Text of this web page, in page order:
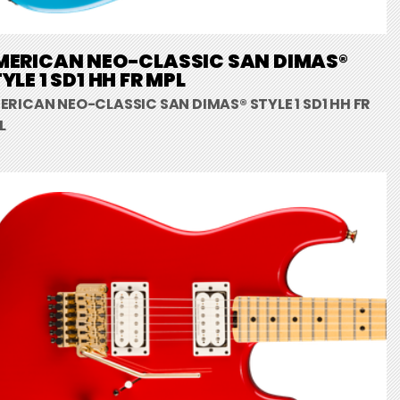
NEO-CLASSIC SAN DIMAS®
1 SD1 HH FR MPL
NEO-CLASSIC SAN DIMAS® STYLE 1 SD1 HH FR